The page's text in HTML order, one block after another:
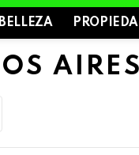
AIRES